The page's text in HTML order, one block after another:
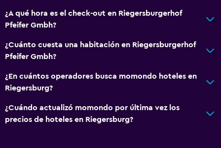
Sistema de entretenimiento
Sala de estar/TV compartida
Comedor
Restaurante
Máquina expendedora (botanas)
¿A qué hora es el check-out en Riegersburgerhof
Pfeifer Gmbh?
¿Cuánto cuesta una habitación en Riegersburgerhof
Pfeifer Gmbh?
¿En cuántos operadores busca momondo hoteles en
Riegersburg?
¿Cuándo actualizó momondo por última vez los
precios de hoteles en Riegersburg?